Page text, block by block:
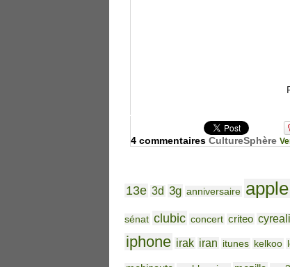
4 commentaires CultureSphère
13e 3d 3g anniversaire apple
sénat clubic concert criteo
iphone irak iran itunes kelkoo